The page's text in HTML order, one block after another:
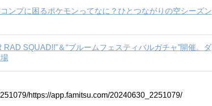
ンプに困るポケモンってなに？ひとつながりの空シーズン
RAD SQUAD!!”＆“ブルームフェスティバルガチャ”開催。ダ
https://app.famitsu.com/20240630_2251079/